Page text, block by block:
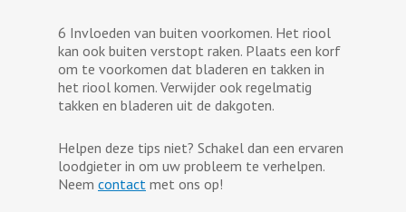
6 Invloeden van buiten voorkomen. Het riool
kan ook buiten verstopt raken. Plaats een korf
om te voorkomen dat bladeren en takken in
het riool komen. Verwijder ook regelmatig
takken en bladeren uit de dakgoten.
Helpen deze tips niet? Schakel dan een ervaren
loodgieter in om uw probleem te verhelpen.
Neem contact met ons op!